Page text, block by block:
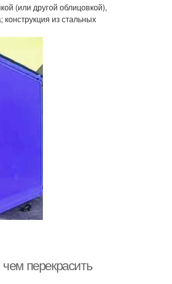
(или другой облицовкой),
конструкция из стальных
перекрасить